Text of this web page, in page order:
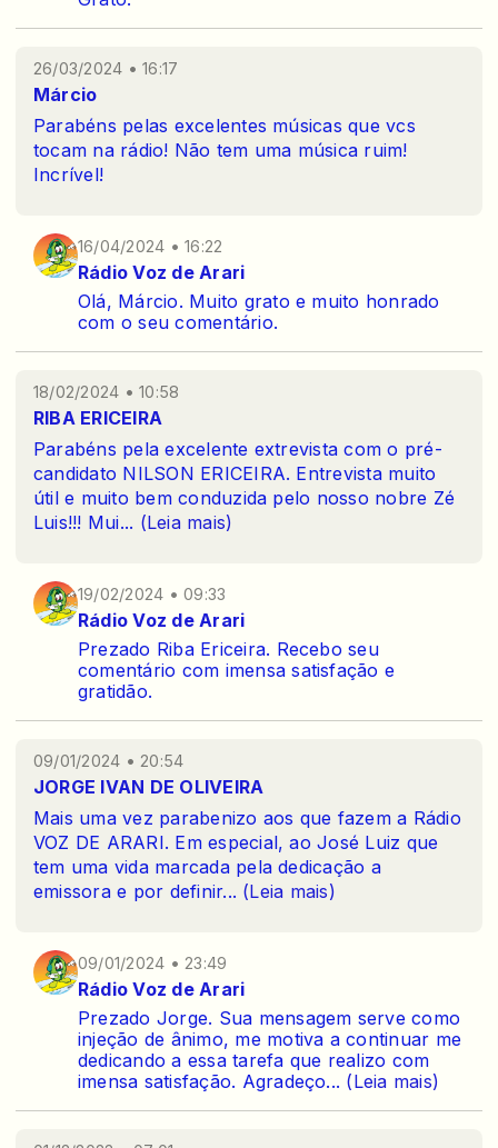
Márcio
26/03/2024 • 16:17
Parabéns pelas excelentes músicas que vcs
tocam na rádio! Não tem uma música ruim!
Incrível!
Rádio Voz de Arari
16/04/2024 • 16:22
Olá, Márcio. Muito grato e muito honrado
com o seu comentário.
RIBA ERICEIRA
18/02/2024 • 10:58
Parabéns pela excelente extrevista com o pré-
candidato NILSON ERICEIRA. Entrevista muito
útil e muito bem conduzida pelo nosso nobre Zé
Luis!!! Mui... (Leia mais)
Rádio Voz de Arari
19/02/2024 • 09:33
Prezado Riba Ericeira. Recebo seu
comentário com imensa satisfação e
gratidão.
JORGE IVAN DE OLIVEIRA
09/01/2024 • 20:54
Mais uma vez parabenizo aos que fazem a Rádio
VOZ DE ARARI. Em especial, ao José Luiz que
tem uma vida marcada pela dedicação a
emissora e por definir... (Leia mais)
Rádio Voz de Arari
09/01/2024 • 23:49
Prezado Jorge. Sua mensagem serve como
injeção de ânimo, me motiva a continuar me
dedicando a essa tarefa que realizo com
imensa satisfação. Agradeço... (Leia mais)